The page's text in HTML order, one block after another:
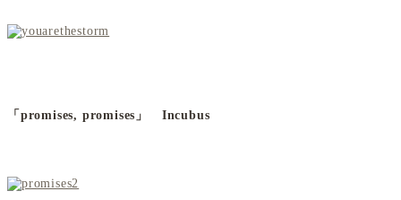
「promises, promises」 Incubus